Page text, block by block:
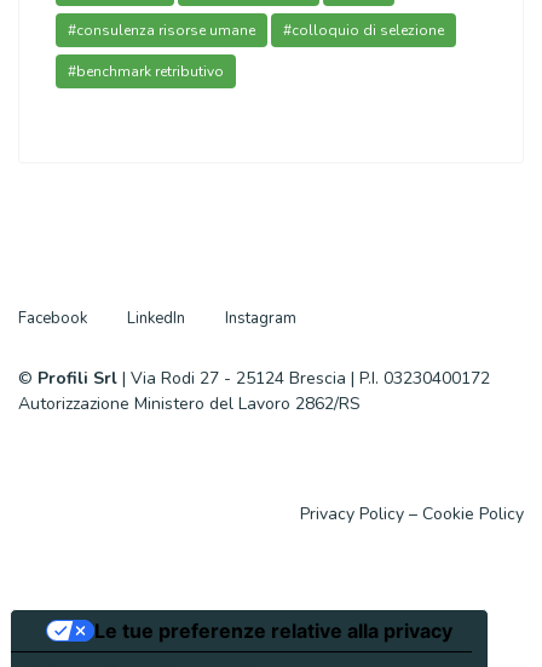
#consulenza risorse umane #colloquio di selezione
#benchmark retributivo
Facebook LinkedIn Instagram
© Profili Srl | Via Rodi 27 - 25124 Brescia | P.I. 03230400172
Autorizzazione Ministero del Lavoro 2862/RS
Privacy Policy – Cookie Policy
Le tue preferenze relative alla privacy